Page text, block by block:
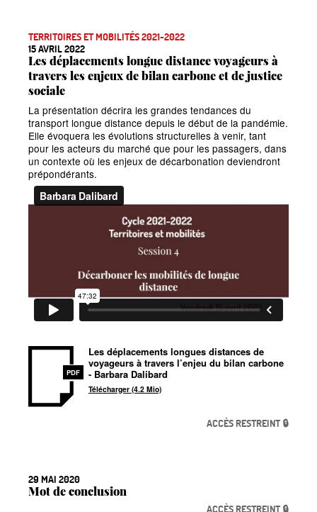
TERRITOIRES ET MOBILITÉS 2021-2022
15 AVRIL 2022
Les déplacements longue distance voyageurs à
travers les enjeux de bilan carbone et de justice
sociale
La présentation décrira les grandes tendances du
transport longue distance depuis le début de la pandémie.
Elle évoquera les évolutions structurelles à venir, tant
pour les acteurs du marché que pour les passagers, dans
un contexte où les enjeux de décarbonation deviendront
prépondérants.
PDF
Les déplacements longues distances de
voyageurs à travers l’enjeu du bilan carbone
- Barbara Dalibard
Télécharger (4.2 Mio)
ACCÈS RESTREINT 🔒
29 MAI 2020
Mot de conclusion
ACCÈS RESTREINT 🔒